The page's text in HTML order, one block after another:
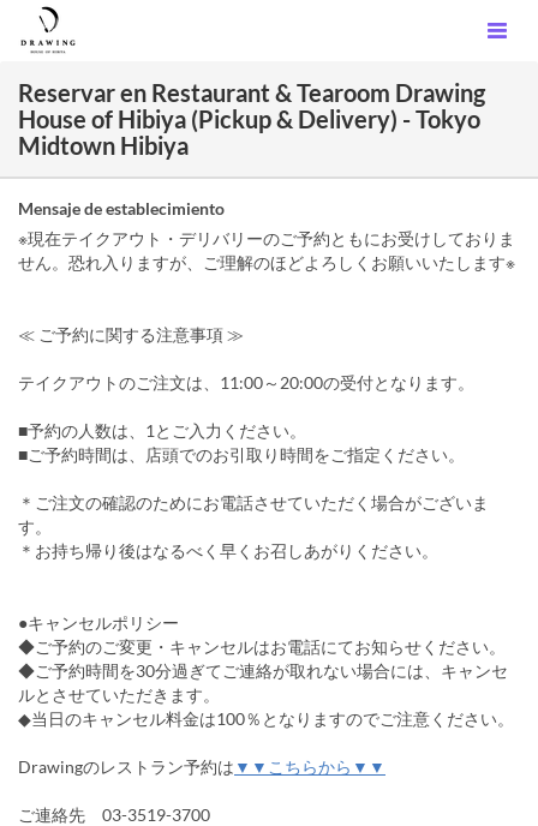
Reservar en Restaurant & Tearoom Drawing
House of Hibiya (Pickup & Delivery) - Tokyo
Midtown Hibiya
Mensaje de establecimiento
※現在テイクアウト・デリバリーのご予約ともにお受けしておりま
せん。恐れ入りますが、ご理解のほどよろしくお願いいたします※
≪ ご予約に関する注意事項 ≫
テイクアウトのご注文は、11:00～20:00の受付となります。
■予約の人数は、1とご入力ください。
■ご予約時間は、店頭でのお引取り時間をご指定ください。
＊ご注文の確認のためにお電話させていただく場合がございま
す。
＊お持ち帰り後はなるべく早くお召しあがりください。
●キャンセルポリシー
◆ご予約のご変更・キャンセルはお電話にてお知らせください。
◆ご予約時間を30分過ぎてご連絡が取れない場合には、キャンセ
ルとさせていただきます。
◆当日のキャンセル料金は100％となりますのでご注意ください。
Drawingのレストラン予約は ▼▼こちらから▼▼
ご連絡先 03-3519-3700